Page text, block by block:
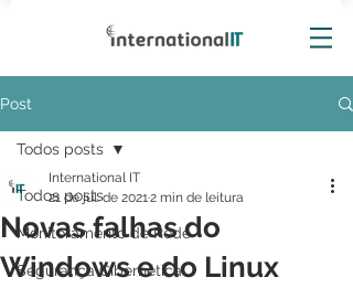
Post
Todos posts
Monitoramento de Rede
Segurança Cibernética
Todos posts
Novas falhas do
Windows e do Linux
International IT
21 de jul. de 20212 min de leitura